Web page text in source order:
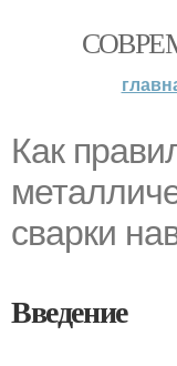
Как
сварки
Введение